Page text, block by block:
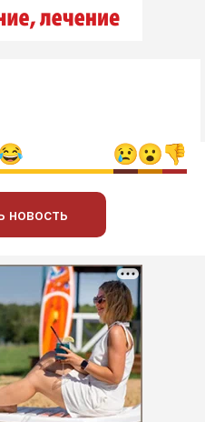
новость